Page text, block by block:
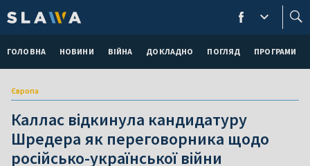
ГОЛОВНА НОВИНИ ВІЙНА ДОКЛАДНО ПОГЛЯД ПРОГРАМИ
Європа
Каллас відкинула кандидатуру
Шредера як переговорника щодо
російсько-української війни